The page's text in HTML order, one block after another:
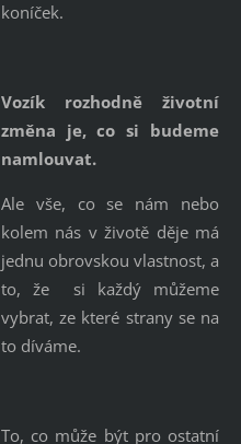
koníček.
Vozík rozhodně životní
změna je, co si budeme
namlouvat.
Ale vše, co se nám nebo
kolem nás v životě děje má
jednu obrovskou vlastnost, a
to, že si každý můžeme
vybrat, ze které strany se na
to díváme.
To, co může být pro ostatní